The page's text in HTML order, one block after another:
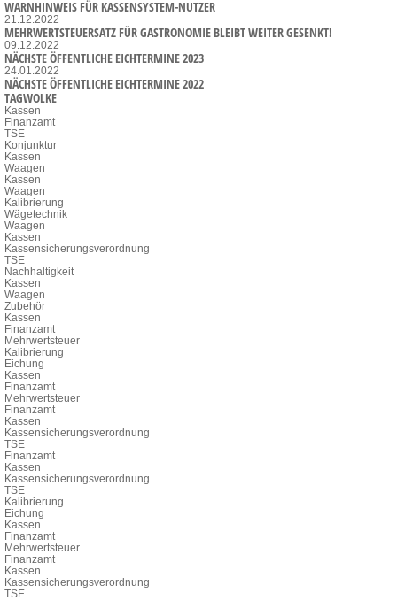
WARNHINWEIS FÜR KASSENSYSTEM-NUTZER
21.12.2022
MEHRWERTSTEUERSATZ FÜR GASTRONOMIE BLEIBT WEITER GESENKT!
09.12.2022
NÄCHSTE ÖFFENTLICHE EICHTERMINE 2023
24.01.2022
NÄCHSTE ÖFFENTLICHE EICHTERMINE 2022
TAGWOLKE
Kassen
Finanzamt
TSE
Konjunktur
Kassen
Waagen
Kassen
Waagen
Kalibrierung
Wägetechnik
Waagen
Kassen
Kassensicherungsverordnung
TSE
Nachhaltigkeit
Kassen
Waagen
Zubehör
Kassen
Finanzamt
Mehrwertsteuer
Kalibrierung
Eichung
Kassen
Finanzamt
Mehrwertsteuer
Finanzamt
Kassen
Kassensicherungsverordnung
TSE
Finanzamt
Kassen
Kassensicherungsverordnung
TSE
Kalibrierung
Eichung
Kassen
Finanzamt
Mehrwertsteuer
Finanzamt
Kassen
Kassensicherungsverordnung
TSE